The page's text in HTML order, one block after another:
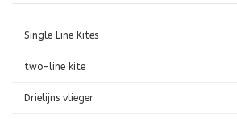
Single Line Kites
two-line kite
Drielijns vlieger